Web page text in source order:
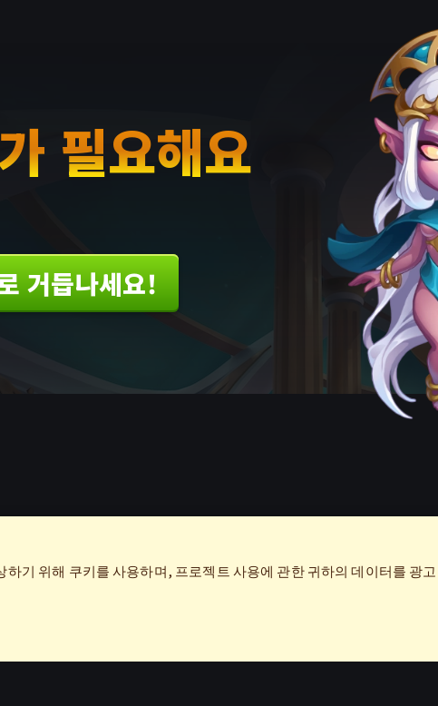
필요해요
거듭나세요!
기 위해 쿠키를 사용하며, 프로젝트 사용에 관한 귀하의 데이터를 광